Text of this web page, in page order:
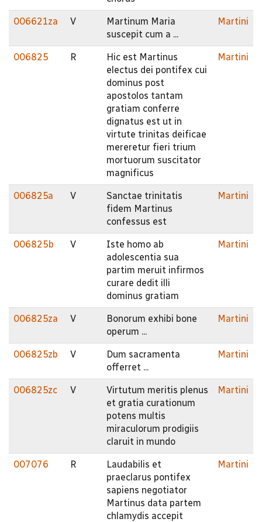
006621za V
Martinum Maria
suscepit cum a ...
Martini
006825 R
Hic est Martinus
electus dei pontifex cui
dominus post
apostolos tantam
gratiam conferre
dignatus est ut in
virtute trinitas deificae
mereretur fieri trium
mortuorum suscitator
magnificus
Martini
006825a V
Sanctae trinitatis
fidem Martinus
confessus est
Martini
006825b V
Iste homo ab
adolescentia sua
partim meruit infirmos
curare dedit illi
dominus gratiam
Martini
006825za V
Bonorum exhibi bone
operum ...
Martini
006825zb V
Dum sacramenta
offerret ...
Martini
006825zc V
Virtutum meritis plenus
et gratia curationum
potens multis
miraculorum prodigiis
claruit in mundo
Martini
007076 R
Laudabilis et
praeclarus pontifex
sapiens negotiator
Martinus data partem
chlamydis accepit
Martini